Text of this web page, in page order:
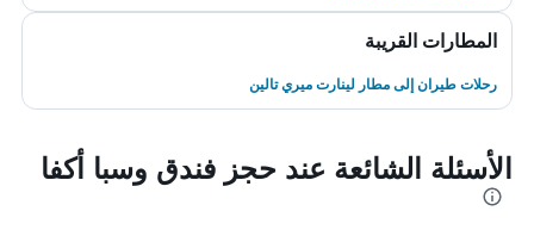
المطارات القريبة
رحلات طيران إلى مطار لينارت ميري تالين
الأسئلة الشائعة عند حجز فندق وسبا أكفا